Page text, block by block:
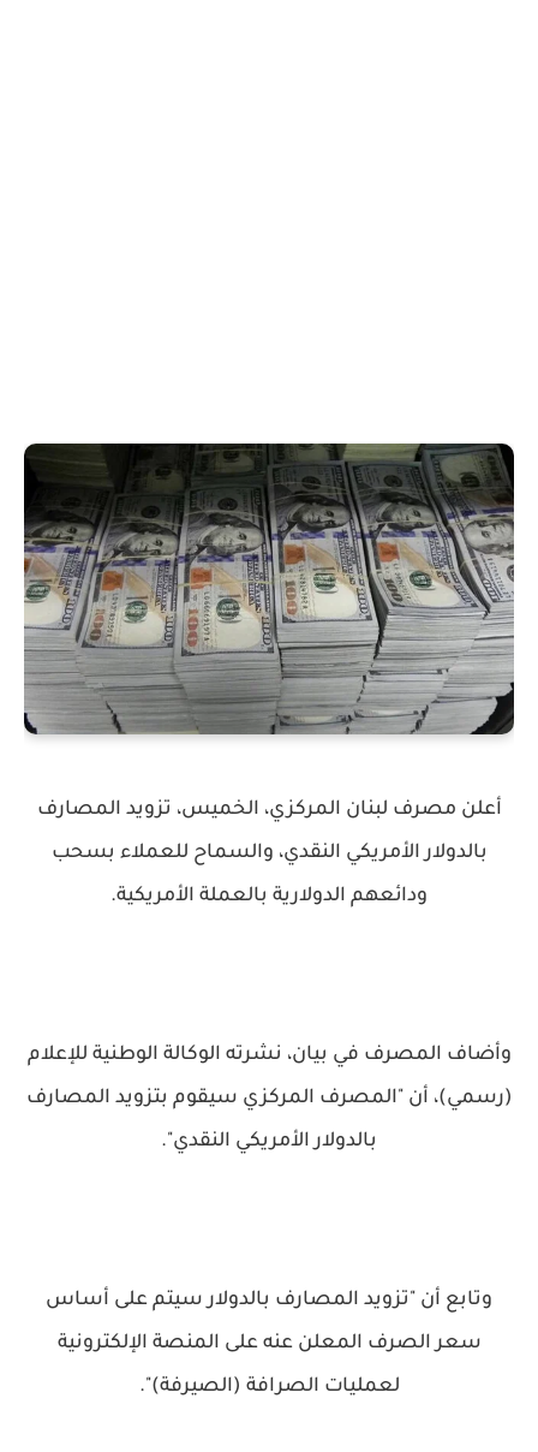
أعلن مصرف لبنان المركزي، الخميس، تزويد المصارف
بالدولار الأمريكي النقدي، والسماح للعملاء بسحب
ودائعهم الدولارية بالعملة الأمريكية.
وأضاف المصرف في بيان، نشرته الوكالة الوطنية للإعلام
(رسمي)، أن "المصرف المركزي سيقوم بتزويد المصارف
بالدولار الأمريكي النقدي".
وتابع أن "تزويد المصارف بالدولار سيتم على أساس
سعر الصرف المعلن عنه على المنصة الإلكترونية
لعمليات الصرافة (الصيرفة)".